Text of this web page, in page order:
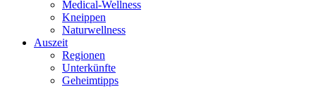
Medical-Wellness
Kneippen
Naturwellness
Auszeit
Regionen
Unterkünfte
Geheimtipps